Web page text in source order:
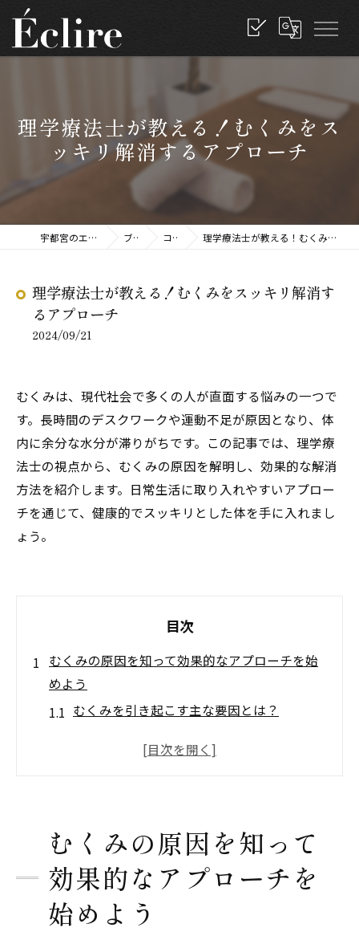
理学療法士が教える！むくみをス
ッキリ解消するアプローチ
宇都宮のエステならEclire ブログ コラム 理学療法士が教える！むくみをスッキリ解消するアプローチ
理学療法士が教える！むくみをスッキリ解消す
るアプローチ
2024/09/21
むくみは、現代社会で多くの人が直面する悩みの一つで
す。長時間のデスクワークや運動不足が原因となり、体
内に余分な水分が滞りがちです。この記事では、理学療
法士の視点から、むくみの原因を解明し、効果的な解消
方法を紹介します。日常生活に取り入れやすいアプロー
チを通じて、健康的でスッキリとした体を手に入れまし
ょう。
目次
むくみの原因を知って効果的なアプローチを始
めよう
むくみを引き起こす主な要因とは？
長時間の座り仕事によるむくみのリスク
影響
むくみの予防に効果的な日常習慣
理学療法士が教える日常でのむくみ解消テクニ
ック
むくみの原因を知って
効果的なアプローチを
始めよう